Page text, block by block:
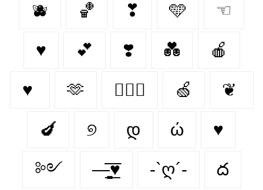
🫐 🏀 ❣ 🩵 ☜
♥ 💕 ❣️ 💑 🍎
♥ 🫶 👩‍❤️‍👨 🍏 ❦
🍆 ୭ დ ώ ♥︎
༻ —̳͟͞͞♥ -`ღ´- ద